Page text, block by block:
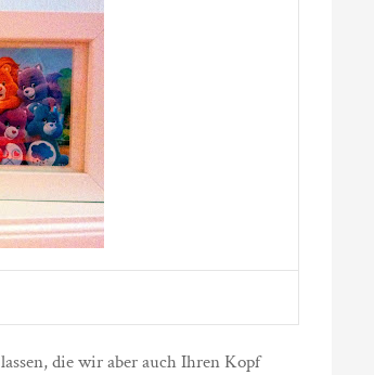
die wir aber auch Ihren Kopf